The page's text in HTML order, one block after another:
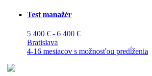
Test manažér
5 400 € - 6 400 €
Bratislava
4-16 mesiacov s možnosťou predĺženia